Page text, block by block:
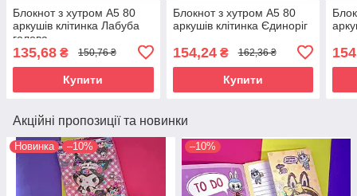
Блокнот з хутром А5 80
аркушів клітинка Лабуба
голова
135,68 ₴ 150,76 ₴
Купити
Блокнот з хутром А5 80
аркушів клітинка Єдиноріг
154,24₴ 162,36 ₴
Купити
Акційні пропозиції та новинки
Новинка –10% –10%